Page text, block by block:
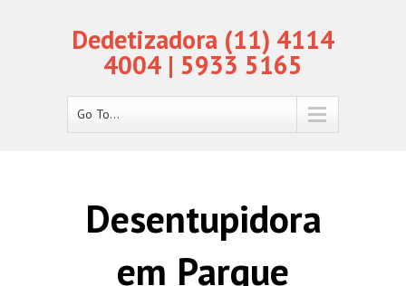
Dedetizadora (11) 4114
4004 | 5933 5165
Go To...
Desentupidora
em Parque